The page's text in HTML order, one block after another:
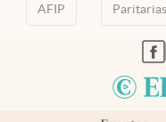
AFIP Paritarias